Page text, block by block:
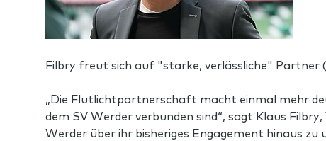
Filbry freut sich auf "starke, verlässliche" Partner
„Die Flutlichtpartnerschaft macht einmal mehr
dem SV Werder verbunden sind“, sagt Klaus
Werder über ihr bisheriges Engagement hinaus